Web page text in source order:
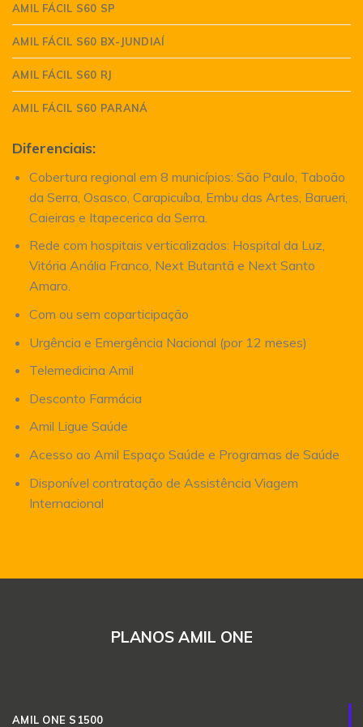
AMIL FÁCIL S60 SP
AMIL FÁCIL S60 BX-JUNDIAÍ
AMIL FÁCIL S60 RJ
AMIL FÁCIL S60 PARANÁ
Diferenciais:
Cobertura regional em 8 municípios: São Paulo, Taboão
da Serra, Osasco, Carapicuíba, Embu das Artes, Barueri,
Caieiras e Itapecerica da Serra.
Rede com hospitais verticalizados: Hospital da Luz,
Vitória Anália Franco, Next Butantã e Next Santo
Amaro.
Com ou sem coparticipação
Urgência e Emergência Nacional (por 12 meses)
Telemedicina Amil
Desconto Farmácia
Amil Ligue Saúde
Acesso ao Amil Espaço Saúde e Programas de Saúde
Disponível contratação de Assistência Viagem
Internacional
PLANOS AMIL ONE
AMIL ONE S1500